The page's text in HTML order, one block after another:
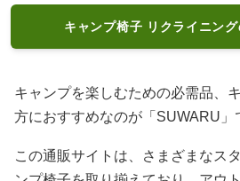
キャンプ椅子 リクライニン
キャンプを楽しむための必需品、
方におすすめなのが「SUWARU」
この通販サイトは、さまざまなス